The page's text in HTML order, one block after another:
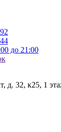
до 21:00
д. 32, к25, 1